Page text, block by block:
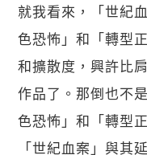
就我看來，「世紀
色恐怖」和「轉型
和擴散度，興許比
作品了。那倒也不
色恐怖」和「轉型
「世紀血案」與其